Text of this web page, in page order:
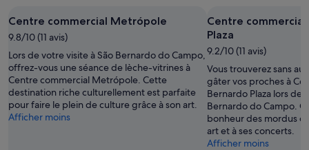
août
-
9
août
soir,
9
août
-
10
août
pour
le
week-
end
prochain,
14
août
-
Centre commercial Metrópole
9.8/10 (11 avis)
Lors de votre visite à São Bernardo do Campo,
offrez-vous une séance de lèche-vitrines à
Centre commercial Metrópole. Cette
destination riche culturellement est parfaite
pour faire le plein de culture grâce à son art.
Afficher moins
Centre commercial
Plaza
9.2/10 (11 avis)
Vous trouverez sans
gâter vos proches à
Bernardo Plaza lors de
Bernardo do Campo.
bonheur des mordus
art et à ses concerts.
Afficher moins